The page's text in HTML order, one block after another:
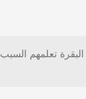
تعلمهم السبب.